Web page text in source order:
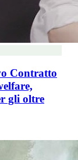
Contratto
gli oltre